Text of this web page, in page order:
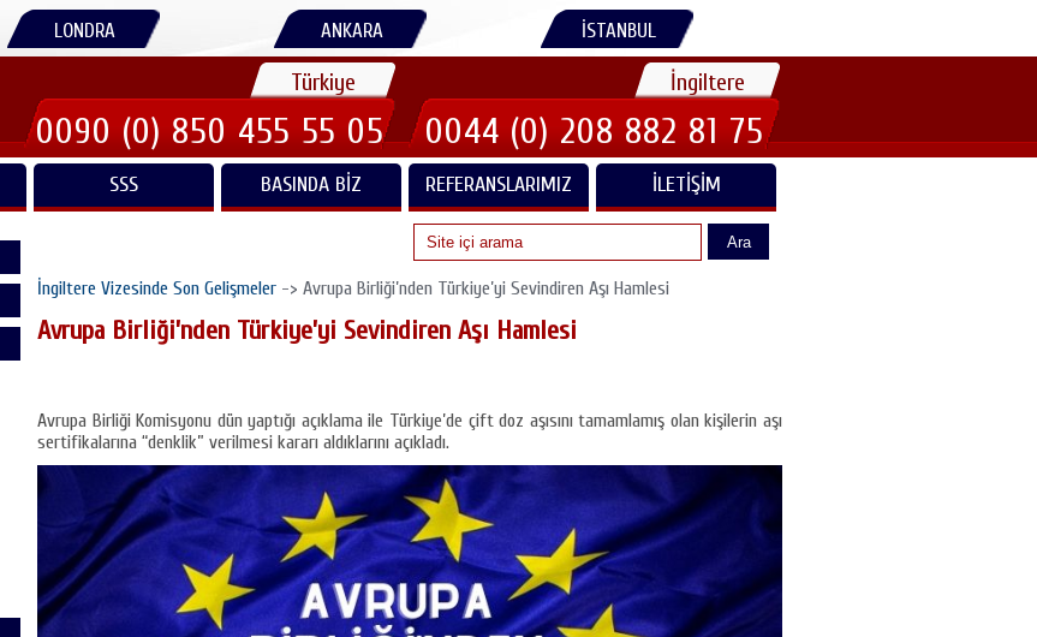
LONDRA ANKARA İSTANBUL
Türkiye
0090 (0) 850 455 55 05
İngiltere
0044 (0) 208 882 81 75
SSS BASINDA BIZ REFERANSLARIMIZ İLETIŞIM
Ara
İngiltere Vizesinde Son Gelişmeler -> Avrupa Birliği’nden Türkiye’yi Sevindiren Aşı Hamlesi
Avrupa Birliği’nden Türkiye’yi Sevindiren Aşı Hamlesi
Avrupa Birliği Komisyonu dün yaptığı açıklama ile Türkiye’de çift doz aşısını tamamlamış olan kişilerin aşı
sertifikalarına “denklik” verilmesi kararı aldıklarını açıkladı.